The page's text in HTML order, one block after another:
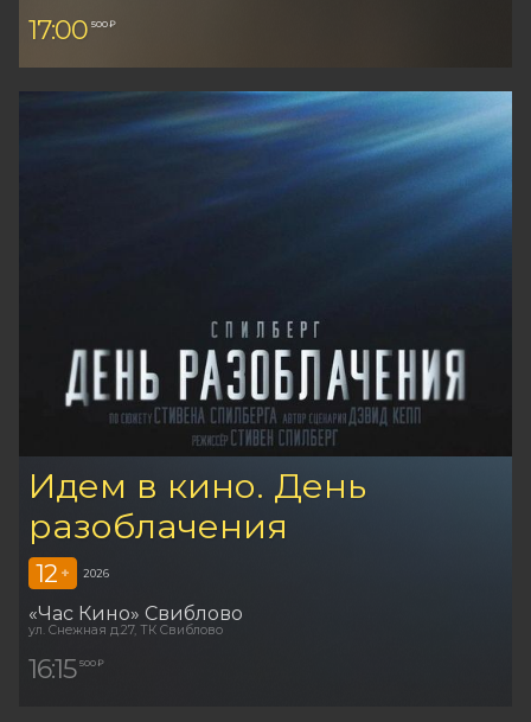
17:00 500 ₽
Идем в кино. День
разоблачения
12 + 2026
«Час Кино» Свиблово
ул. Снежная д.27, ТК Свиблово
16:15 500 ₽